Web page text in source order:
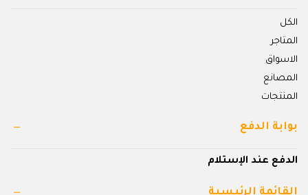
الكل
المتاجر
الاسواق
المصانع
المنتجات
بوابة الدفع
الدفع عند الإستلام
القائمة الرئيسية